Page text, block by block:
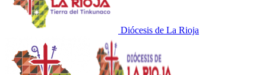
Diócesis de La Rioja